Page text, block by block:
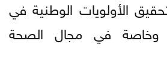
الأولويات الوطنية في
وخاصة في مجال الصحة